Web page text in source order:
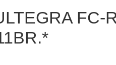
FC-